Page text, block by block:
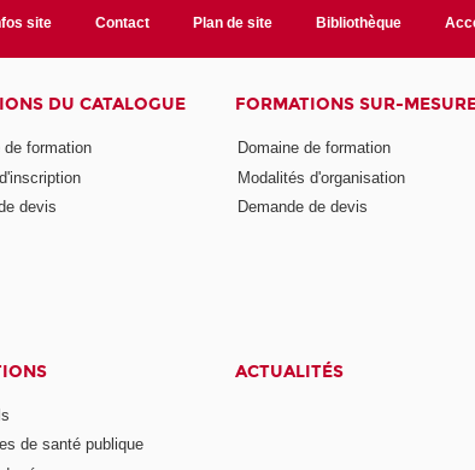
site Contact Plan de site Bibliothèque
DU CATALOGUE
de formation
devis
FORMATIONS SUR-
Domaine de formation
Modalités d'organisation
Demande de devis
de santé publique
ACTUALITÉS